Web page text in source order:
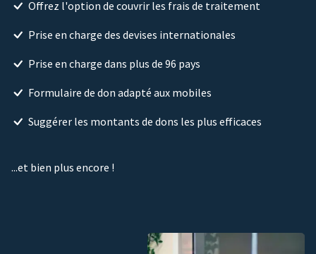
Offrez l'option de couvrir les frais de traitement
Prise en charge des devises internationales
Prise en charge dans plus de 96 pays
Formulaire de don adapté aux mobiles
Suggérer les montants de dons les plus efficaces
...et bien plus encore !